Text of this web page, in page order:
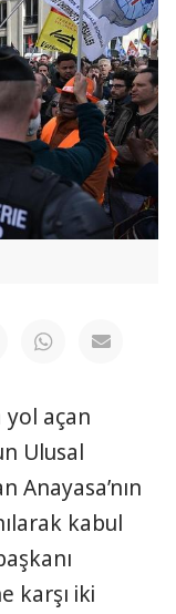
yol açan
Ulusal
Anayasa’nın
kabul
karşı iki